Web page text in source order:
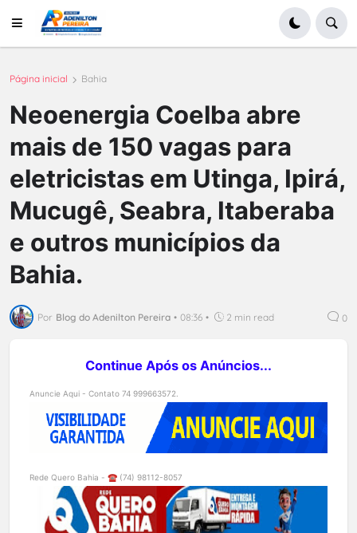
Página inicial Bahia
Neoenergia Coelba abre
mais de 150 vagas para
eletricistas em Utinga, Ipirá,
Mucugê, Seabra, Itaberaba
e outros municípios da
Bahia.
Por Blog do Adenilton Pereira • 08:36 • 2 min read 0
Continue Após os Anúncios...
Anuncie Aqui - Contato 74 999663572.
Rede Quero Bahia - ☎️ (74) 98112-8057